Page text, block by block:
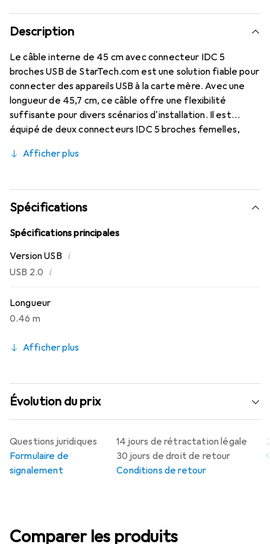
Description
Le câble interne de 45 cm avec connecteur IDC 5
broches USB de StarTech.com est une solution fiable pour
connecter des appareils USB à la carte mère. Avec une
longueur de 45,7 cm, ce câble offre une flexibilité
suffisante pour divers scénarios d'installation. Il est
équipé de deux connecteurs IDC 5 broches femelles,
noire non seulement offre un aspect esthétique, mais
câble est idéal pour une utilisation dans des ordinateurs
de bureau et d'autres appareils nécessitant une
connexion USB interne. Il prend en charge la spécification
USB 2.0 et est conçu avec un calibre de fil américain
L'utilisation de matériaux de haute qualité garantit une
longue durée de vie et une fiabilité.
Afficher plus
Spécifications
Spécifications principales
Version USB i
USB 2.0 i
Longueur
0.46 m
Afficher plus
Évolution du prix
14 jours de rétractation légale
30 jours de droit de retour
Conditions de retour
Questions juridiques
Formulaire de
signalement
Comparer les produits